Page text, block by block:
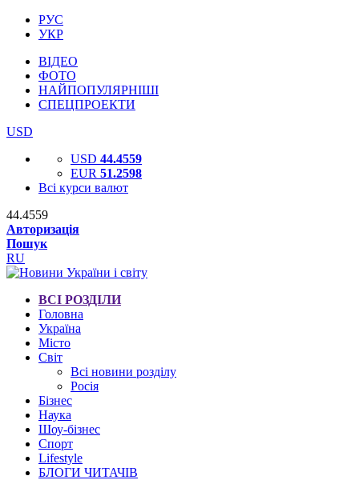
РУС
УКР
ВІДЕО
ФОТО
НАЙПОПУЛЯРНІШІ
СПЕЦПРОЕКТИ
USD
USD 44.4559
EUR 51.2598
Всі курси валют
44.4559
Авторизація
Пошук
RU
ВСІ РОЗДІЛИ
Головна
Україна
Місто
Світ
Всі новини розділу
Росія
Бізнес
Наука
Шоу-бізнес
Спорт
Lifestyle
БЛОГИ ЧИТАЧІВ